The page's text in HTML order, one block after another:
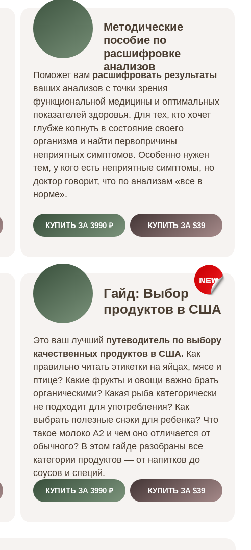
КУПИТЬ ЗА 3990 ₽
КУПИТЬ ЗА 3990 ₽ КУПИТЬ ЗА $39
КУПИТЬ ЗА $39
Поможет вам расшифровать результаты
ваших анализов с точки зрения
функциональной медицины и оптимальных
показателей здоровья. Для тех, кто хочет
глубже копнуть в состояние своего
организма и найти первопричины
неприятных симптомов. Особенно нужен
тем, у кого есть неприятные симптомы, но
доктор говорит, что по анализам «все в
норме».
Методические
пособие по
расшифровке
анализов
Гайд: Выбор
продуктов в США
Это ваш лучший путеводитель по выбору
качественных продуктов в США. Как
правильно читать этикетки на яйцах, мясе и
птице? Какие фрукты и овощи важно брать
органическими? Какая рыба категорически
не подходит для употребления? Как
выбрать полезные снэки для ребенка? Что
такое молоко A2 и чем оно отличается от
обычного? В этом гайде разобраны все
категории продуктов — от напитков до
соусов и специй.